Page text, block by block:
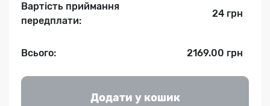
Вартість приймання
передплати:
24 грн
Всього: 2169.00 грн
Додати у кошик